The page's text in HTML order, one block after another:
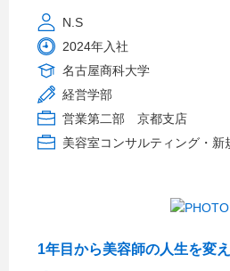
N.S
2024年入社
名古屋商科大学
経営学部
営業第二部 京都支店
美容室コンサルティング・新
1年目から美容師の人生を変